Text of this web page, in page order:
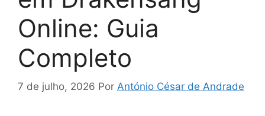
Online: Guia
Completo
7 de julho, 2026 Por António César de Andrade